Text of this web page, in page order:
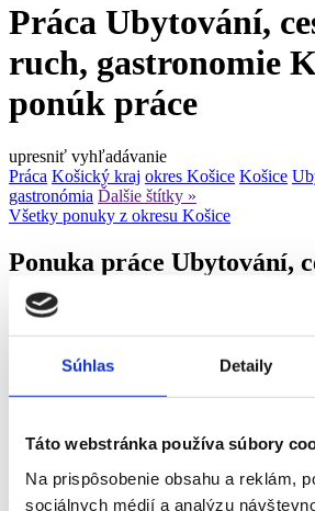
Súhlas Detaily
Táto webstránka používa súbory
Na prispôsobenie obsahu a reklám,
sociálnych médií a analýzu
Práca Ubytování,
ruch, gastronomie
ponúk práce
upresniť vyhľadávanie
Práca Košický kraj okres Košice Košice
gastronómia Ďalšie štítky »
Všetky ponuky z okresu Košice
Ponuka práce Ubytování,
gastronomie Košice
Práca Ubytování, cestovní ruch,
vyberte si z viac ako 0+ overených ponúk
Ubytování, cestovní ruch, gastronomie v
2026 na pracovnom portáli fajn-praca.sk
Košice
Odbory
KošicePozícia
KošiceVhodné pre
Košice zkrácený úvazek >